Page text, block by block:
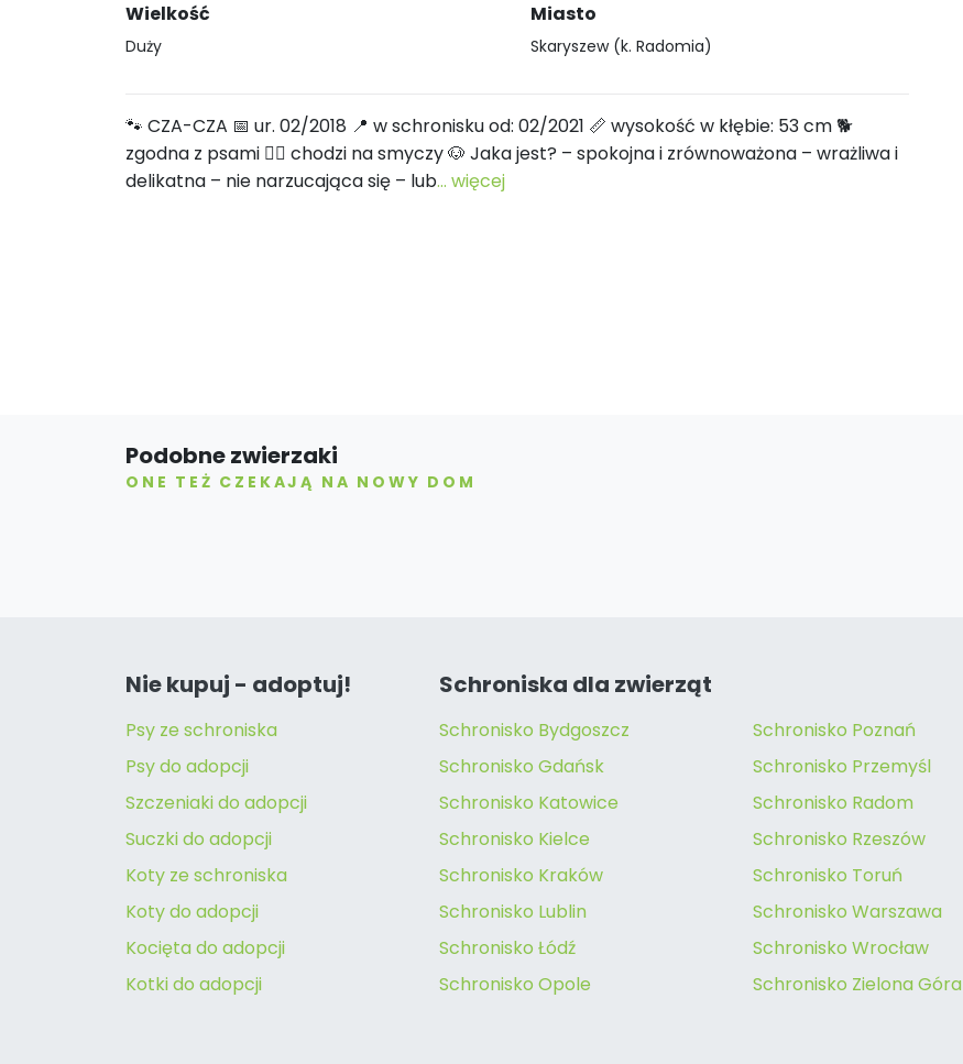
Wielkość
Duży
Miasto
Skaryszew (k. Radomia)
🐾 CZA-CZA 📅 ur. 02/2018 📍 w schronisku od: 02/2021 📏 wysokość w kłębie: 53 cm 🐕
zgodna z psami 🐕‍🦺 chodzi na smyczy 🐶 Jaka jest? – spokojna i zrównoważona – wrażliwa i
delikatna – nie narzucająca się – lub... więcej
Podobne zwierzaki
ONE TEŻ CZEKAJĄ NA NOWY DOM
Nie kupuj - adoptuj!
Psy ze schroniska
Psy do adopcji
Szczeniaki do adopcji
Suczki do adopcji
Koty ze schroniska
Koty do adopcji
Kocięta do adopcji
Kotki do adopcji
Schroniska dla zwierząt
Schronisko Bydgoszcz
Schronisko Gdańsk
Schronisko Katowice
Schronisko Kielce
Schronisko Kraków
Schronisko Lublin
Schronisko Łódź
Schronisko Opole
Schronisko Poznań
Schronisko Przemyśl
Schronisko Radom
Schronisko Rzeszów
Schronisko Toruń
Schronisko Warszawa
Schronisko Wrocław
Schronisko Zielona Góra